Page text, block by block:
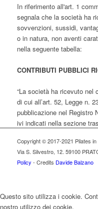
In riferimento all'art. 1
segnala che la società ha
sovvenzioni, sussidi,
o in natura, non aventi
nella seguente tabella:
CONTRIBUTI PUBBLICI
“La società ha ricevuto nel
di cui all’art. 52, Legge n.
pubblicazione nel Registro
ivi indicati nella sezione
Copyright © 2017-2021 Pilates in
Via S. Silvestro, 12. 59100
Policy - Credits Davide Balzano
Questo sito utilizza i cookie.
nostro utilizzo dei cookie.